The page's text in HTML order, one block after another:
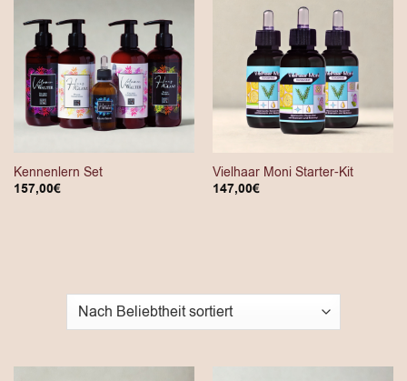
Kennenlern Set
157,00€
Vielhaar Moni Starter-Kit
147,00€